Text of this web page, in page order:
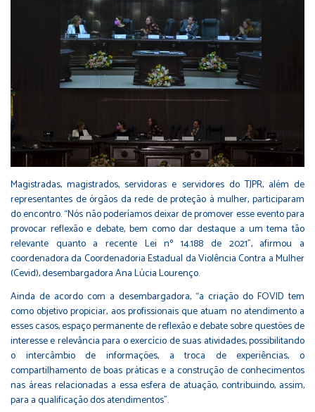
Magistradas, magistrados, servidoras e servidores do TJPR, além de
representantes de órgãos da rede de proteção à mulher, participaram
do encontro. “Nós não poderíamos deixar de promover esse evento para
provocar reflexão e debate, bem como dar destaque a um tema tão
relevante quanto a recente Lei nº 14.188 de 2021”, afirmou a
coordenadora da Coordenadoria Estadual da Violência Contra a Mulher
(Cevid), desembargadora Ana Lúcia Lourenço.
Ainda de acordo com a desembargadora, “a criação do FOVID tem
como objetivo propiciar, aos profissionais que atuam no atendimento a
esses casos, espaço permanente de reflexão e debate sobre questões de
interesse e relevância para o exercício de suas atividades, possibilitando
o intercâmbio de informações, a troca de experiências, o
compartilhamento de boas práticas e a construção de conhecimentos
nas áreas relacionadas a essa esfera de atuação, contribuindo, assim,
para a qualificação dos atendimentos”.